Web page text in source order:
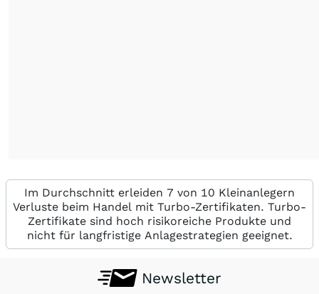
Im Durchschnitt erleiden 7 von 10 Kleinanlegern
Verluste beim Handel mit Turbo-Zertifikaten. Turbo-
Zertifikate sind hoch risikoreiche Produkte und
nicht für langfristige Anlagestrategien geeignet.
Newsletter